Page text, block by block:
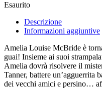
Esaurito
Descrizione
Informazioni aggiuntive
Amelia Louise McBride è
guai! Insieme ai suoi
Amelia dovrà risolvere il
Tanner, battere un’agguerrita
dei vecchi amici e persino…